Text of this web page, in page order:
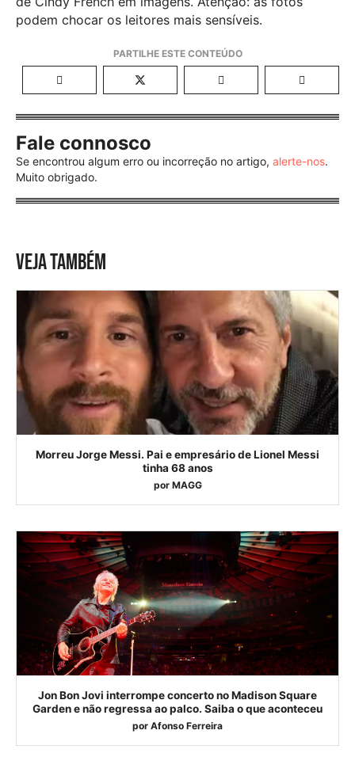
podem chocar os leitores mais sensíveis.
Fale connosco
Se encontrou algum erro ou incorreção no artigo, alerte-nos.
Muito obrigado.
VEJA TAMBÉM
Morreu Jorge Messi. Pai e empresário de Lionel Messi
tinha 68 anos
por MAGG
Jon Bon Jovi interrompe concerto no Madison Square
Garden e não regressa ao palco. Saiba o que aconteceu
por Afonso Ferreira